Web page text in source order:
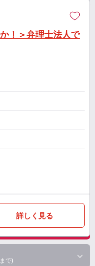
！＞弁理士法人で
詳しく見る
で)